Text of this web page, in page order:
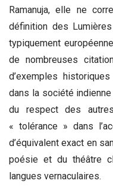
Ramanuja, elle ne
définition des
typiquement
de nombreuses
d’exemples
dans la société
du respect des
« tolérance » dans
d’équivalent exact en
poésie et du théâtre
langues vernaculaires.